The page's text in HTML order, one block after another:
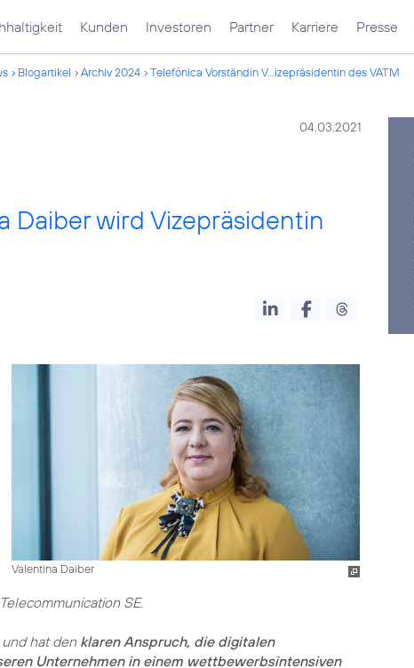
Kunden Investoren Partner Karriere Presse
Blogartikel Archiv 2024 Telefónica Vorständin V...izepräsidentin des VATM
04.03.2021
Daiber wird Vizepräsidentin
Valentina Daiber
SE.
hat den klaren Anspruch, die digitalen
Unternehmen in einem wettbewerbsintensiven